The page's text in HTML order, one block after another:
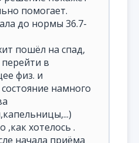
помогает.
до нормы 36.7-
пошёл на спад,
в
физ. и
намного
,как хотелось .
начала приёма